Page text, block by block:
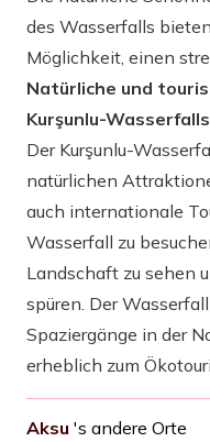
des Wasserfalls
Möglichkeit, einen
Natürliche und
Kurşunlu-Wasserfalls
Der Kurşunlu-
natürlichen
auch internationale
Wasserfall zu
Landschaft zu sehen
spüren. Der
Spaziergänge in der
erheblich zum
Aksu 's andere Orte